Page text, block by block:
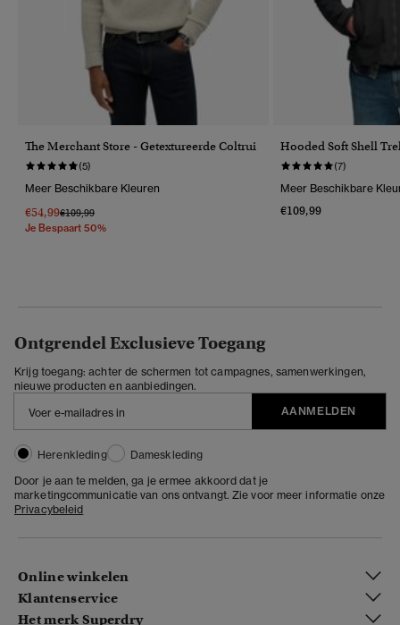
The Merchant Store - Getextureerde Coltrui
(5)
Meer Beschikbare Kleuren
€54,99Prijs Verlaagd Van
€109,99Naar
Je Bespaart 50%
Hooded Soft Shell
(7)
Meer Beschikbare
€109,99
Ontgrendel Exclusieve Toegang
Krijg toegang: achter de schermen tot campagnes, samenwerkingen,
nieuwe producten en aanbiedingen.
AANMELDEN
Herenkleding
Dameskleding
Door je aan te melden, ga je ermee akkoord dat je
marketingcommunicatie van ons ontvangt. Zie voor meer informatie onze
Privacybeleid
Online winkelen
Klantenservice
Het merk Superdry